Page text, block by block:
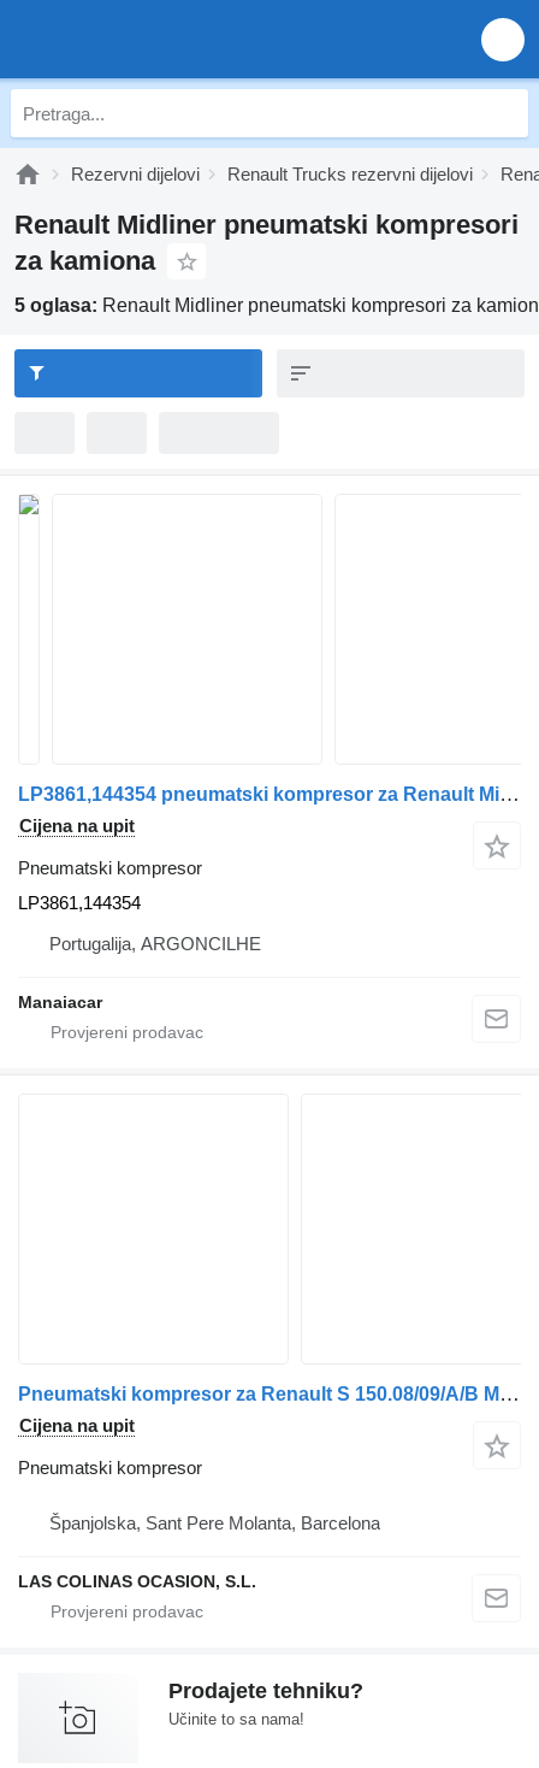
Rezervni dijelovi Renault Trucks rezervni dijelovi
Renault Midliner pneumatski kompresori
za kamiona
5 oglasa: Renault Midliner pneumatski kompresori za
LP3861,144354 pneumatski kompresor za Renault Midliner kamiona
Cijena na upit
Pneumatski kompresor
LP3861,144354
Portugalija, ARGONCILHE
Manaiacar
Pneumatski kompresor za Renault S 150.08/09/A/B Midliner E2 kamiona
Cijena na upit
Pneumatski kompresor
Španjolska, Sant Pere Molanta, Barcelona
LAS COLINAS OCASION, S.L.
Prodajete tehniku?
Učinite to sa nama!